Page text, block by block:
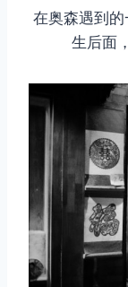
在奥森遇到
生后面